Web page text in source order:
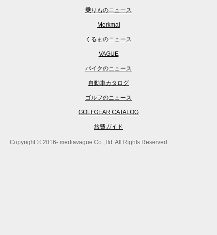
乗りものニュース
Merkmal
くるまのニュース
VAGUE
バイクのニュース
自動車カタログ
ゴルフのニュース
GOLFGEAR CATALOG
旅費ガイド
Copyright © 2016- mediavague Co., ltd. All Rights Reserved.